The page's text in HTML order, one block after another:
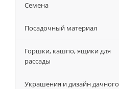
Семена
Посадочный материал
Горшки, кашпо, ящики для
рассады
Украшения и дизайн дачного